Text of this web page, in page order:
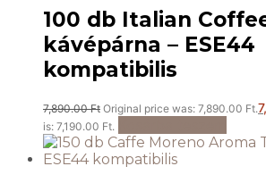
100 db Italian
kávépárna – ESE44
kompatibilis
7,890.00Ft Original price was: 7,890.00 Ft.
is: 7,190.00 Ft.